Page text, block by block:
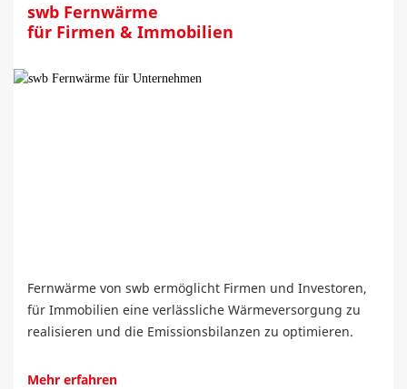
swb Fernwärme
für Firmen & Immobilien
Fernwärme von swb ermöglicht Firmen und Investoren,
für Immobilien eine verlässliche Wärmeversorgung zu
realisieren und die Emissionsbilanzen zu optimieren.
Mehr erfahren